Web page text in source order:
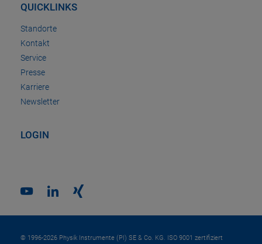
QUICKLINKS
Standorte
Kontakt
Service
Presse
Karriere
Newsletter
LOGIN
© 1996-2026 Physik Instrumente (PI) SE & Co. KG. ISO 9001 zertifiziert